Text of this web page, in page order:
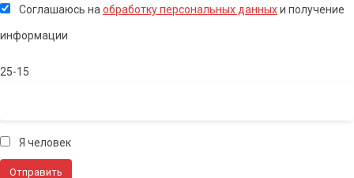
Соглашаюсь на обработку персональных данныхи получение
информации
25-15
Я человек